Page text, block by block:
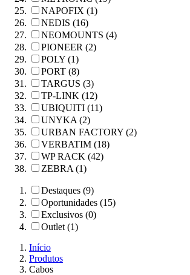
NAPOFIX (1)
NEDIS (16)
NEOMOUNTS (4)
PIONEER (2)
POLY (1)
PORT (8)
TARGUS (3)
TP-LINK (12)
UBIQUITI (11)
UNYKA (2)
URBAN FACTORY (2)
VERBATIM (18)
WP RACK (42)
ZEBRA (1)
Destaques (9)
Oportunidades (15)
Exclusivos (0)
Outlet (1)
Início
Produtos
Cabos